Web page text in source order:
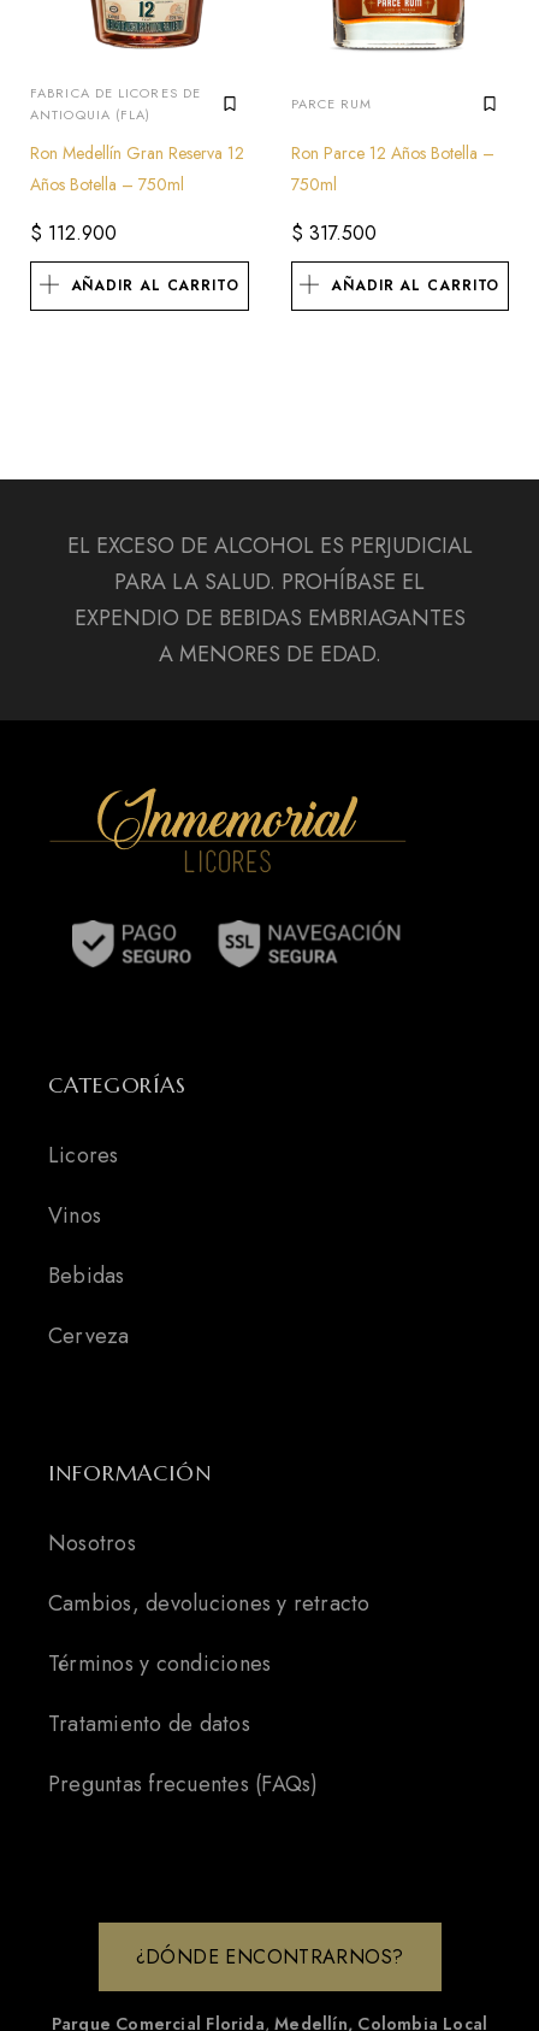
FABRICA DE LICORES DE
ANTIOQUIA (FLA)
Ron Medellín Gran Reserva 12
Años Botella – 750ml
$ 112.900
AÑADIR AL CARRITO
PARCE RUM
Ron Parce 12 Años Botella –
750ml
$ 317.500
AÑADIR AL CARRITO
EL EXCESO DE ALCOHOL ES PERJUDICIAL
PARA LA SALUD. PROHÍBASE EL
EXPENDIO DE BEBIDAS EMBRIAGANTES
A MENORES DE EDAD.
CATEGORÍAS
Licores
Vinos
Bebidas
Cerveza
INFORMACIÓN
Nosotros
Cambios, devoluciones y retracto
Términos y condiciones
Tratamiento de datos
Preguntas frecuentes (FAQs)
¿DÓNDE ENCONTRARNOS?
Parque Comercial Florida,Medellín, Colombia Local